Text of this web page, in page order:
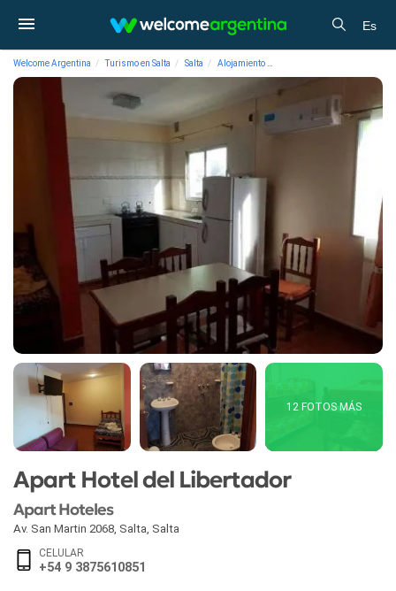
Es
Welcome Argentina Turismo en Salta Salta Alojamiento
12 FOTOS MÁS
Apart Hotel del Libertador
Apart Hoteles
Av. San Martin 2068 Salta Salta
CELULAR
+54 9 3875610851